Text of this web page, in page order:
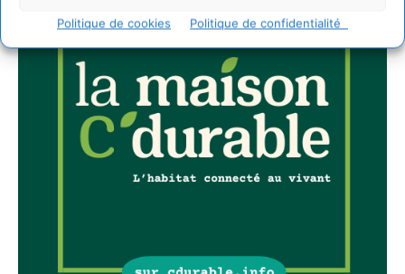
Politique de cookies Politique de confidentialité